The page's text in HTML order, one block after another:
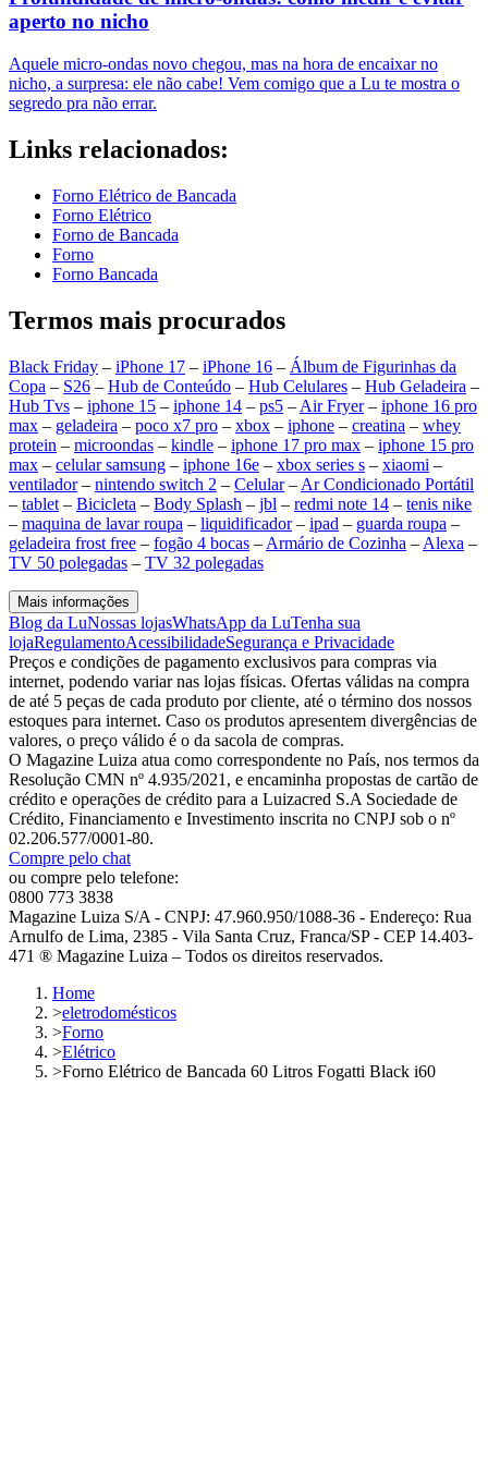
aperto no nicho
Aquele micro-ondas novo chegou, mas na hora de encaixar no
nicho, a surpresa: ele não cabe! Vem comigo que a Lu te mostra o
segredo pra não errar.
Links relacionados:
Forno Elétrico de Bancada
Forno Elétrico
Forno de Bancada
Forno
Forno Bancada
Termos mais procurados
Black Friday – iPhone 17 – iPhone 16 – Álbum de Figurinhas da
Copa – S26 – Hub de Conteúdo – Hub Celulares – Hub Geladeira –
Hub Tvs – iphone 15 – iphone 14 – ps5 – Air Fryer– iphone 16 pro
max – geladeira – poco x7 pro – xbox – iphone – creatina – whey
protein – microondas – kindle – iphone 17 pro max – iphone 15 pro
max – celular samsung – iphone 16e – xbox series s – xiaomi –
ventilador– nintendo switch 2 – Celular– Ar Condicionado Portátil
– tablet – Bicicleta – Body Splash – jbl – redmi note 14 – tenis nike
– maquina de lavar roupa – liquidificador– ipad – guarda roupa –
geladeira frost free – fogão 4 bocas – Armário de Cozinha – Alexa –
TV 50 polegadas – TV 32 polegadas
Mais informações
Blog da LuNossas lojasWhatsApp da LuTenha sua
lojaRegulamentoAcessibilidadeSegurança e Privacidade
Preços e condições de pagamento exclusivos para compras via
internet, podendo variar nas lojas físicas. Ofertas válidas na compra
de até 5 peças de cada produto por cliente, até o término dos nossos
estoques para internet. Caso os produtos apresentem divergências de
valores, o preço válido é o da sacola de compras.
O Magazine Luiza atua como correspondente no País, nos termos da
Resolução CMN nº 4.935/2021, e encaminha propostas de cartão de
crédito e operações de crédito para a Luizacred S.A Sociedade de
Crédito, Financiamento e Investimento inscrita no CNPJ sob o nº
02.206.577/0001-80.
Compre pelo chat
ou compre pelo telefone:
0800 773 3838
Magazine Luiza S/A - CNPJ: 47.960.950/1088-36 - Endereço: Rua
Arnulfo de Lima, 2385 - Vila Santa Cruz, Franca/SP - CEP 14.403-
471 ® Magazine Luiza – Todos os direitos reservados.
Home
>eletrodomésticos
>Forno
>Elétrico
>Forno Elétrico de Bancada 60 Litros Fogatti Black i60